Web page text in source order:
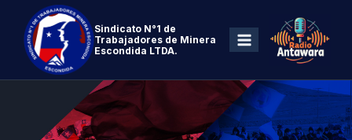
Sindicato N°1 de
Trabajadores de Minera
Escondida LTDA.